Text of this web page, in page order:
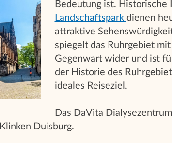
Bedeutung ist. Historische
Landschaftspark dienen
attraktive
spiegelt das Ruhrgebiet
Gegenwart wider und ist
der Historie des
ideales Reiseziel.
Das DaVita
Duisburg.